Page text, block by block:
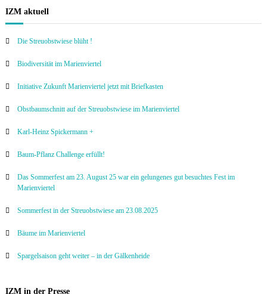
h
e
c
:
IZM aktuell
Die Streuobstwiese blüht !
Biodiversität im Marienviertel
Initiative Zukunft Marienviertel jetzt mit Briefkasten
Obstbaumschnitt auf der Streuobstwiese im Marienviertel
Karl-Heinz Spickermann +
Baum-Pflanz Challenge erfüllt!
Das Sommerfest am 23. August 25 war ein gelungenes gut besuchtes Fest im
Marienviertel
Sommerfest in der Streuobstwiese am 23.08.2025
Bäume im Marienviertel
Spargelsaison geht weiter – in der Gälkenheide
IZM in der Presse